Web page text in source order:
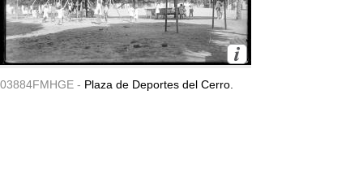
03884FMHGE - Plaza de Deportes del Cerro.